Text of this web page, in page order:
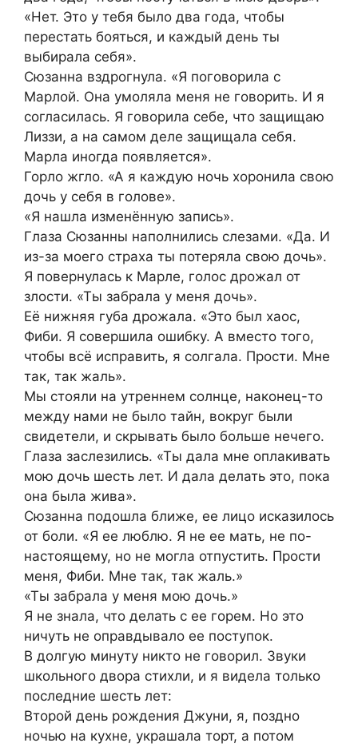
«Нет. Это у тебя было два года, чтобы
перестать бояться, и каждый день ты
выбирала себя».
Сюзанна вздрогнула. «Я поговорила с
Марлой. Она умоляла меня не говорить. И я
согласилась. Я говорила себе, что защищаю
Лиззи, а на самом деле защищала себя.
Марла иногда появляется».
Горло жгло. «А я каждую ночь хоронила свою
дочь у себя в голове».
«Я нашла изменённую запись».
Глаза Сюзанны наполнились слезами. «Да. И
из-за моего страха ты потеряла свою дочь».
Я повернулась к Марле, голос дрожал от
злости. «Ты забрала у меня дочь».
Её нижняя губа дрожала. «Это был хаос,
Фиби. Я совершила ошибку. А вместо того,
чтобы всё исправить, я солгала. Прости. Мне
так, так жаль».
Мы стояли на утреннем солнце, наконец-то
между нами не было тайн, вокруг были
свидетели, и скрывать было больше нечего.
Глаза заслезились. «Ты дала мне оплакивать
мою дочь шесть лет. И дала делать это, пока
она была жива».
Сюзанна подошла ближе, ее лицо исказилось
от боли. «Я ее люблю. Я не ее мать, не по-
настоящему, но не могла отпустить. Прости
меня, Фиби. Мне так, так жаль.»
«Ты забрала у меня мою дочь.»
Я не знала, что делать с ее горем. Но это
ничуть не оправдывало ее поступок.
В долгую минуту никто не говорил. Звуки
школьного двора стихли, и я видела только
последние шесть лет:
Второй день рождения Джуни, я, поздно
ночью на кухне, украшала торт, а потом